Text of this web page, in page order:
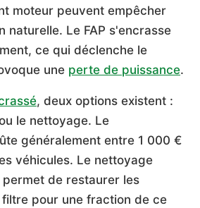
moteur peuvent empêcher
naturelle. Le FAP s'encrasse
ce qui déclenche le
une perte de puissance.
, deux options existent :
le nettoyage. Le
généralement entre 1 000 €
véhicules. Le nettoyage
de restaurer les
pour une fraction de ce